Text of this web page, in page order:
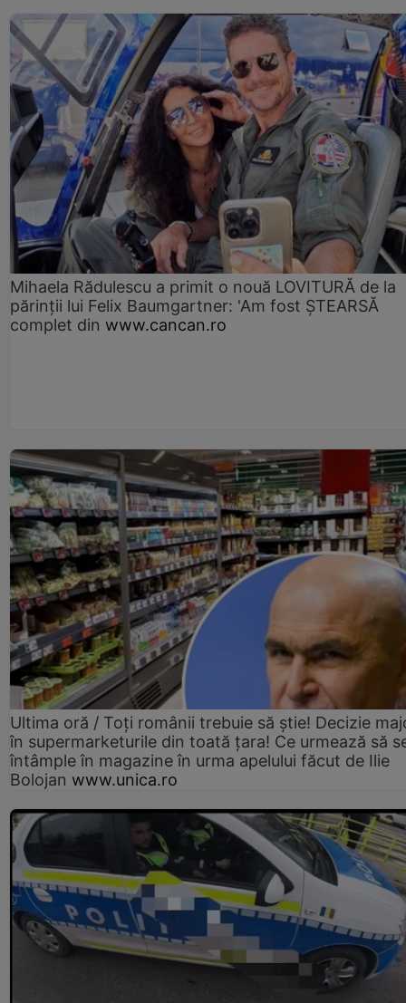
Mihaela Rădulescu a primit o nouă LOVITURĂ de la
părinții lui Felix Baumgartner: 'Am fost ȘTEARSĂ
complet din www.cancan.ro
Ultima oră / Toți românii trebuie să știe! Decizie
în supermarketurile din toată țara! Ce urmează să
întâmple în magazine în urma apelului făcut de Ilie
Bolojan www.unica.ro